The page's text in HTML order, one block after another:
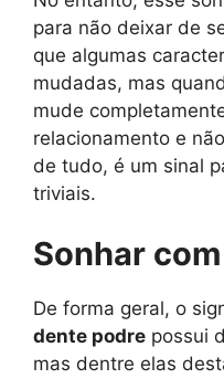
para não deixar de
que algumas
mudadas, mas
mude
relacionamento e
de tudo, é um sinal
triviais.
Sonhar
De forma geral, o
dente podre possui
mas dentre elas